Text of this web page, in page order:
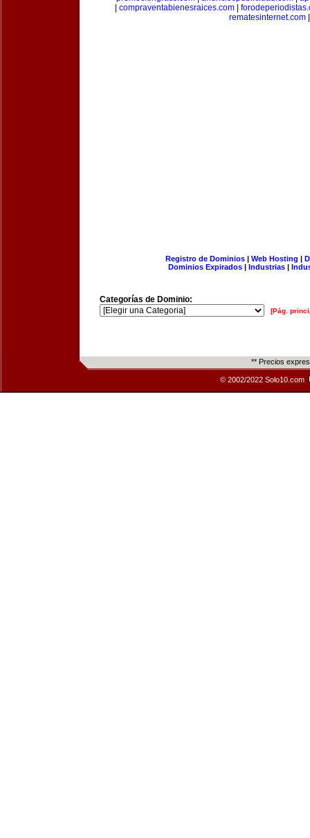
compraventabienesraices.com
rematesinternet.com|
Registro de Dominios| Web Hosting |
Dominios Expirados | Industrias |
Categorías de Dominio:
[Pág.
** Precios
© 2002/2022 Solo10.com